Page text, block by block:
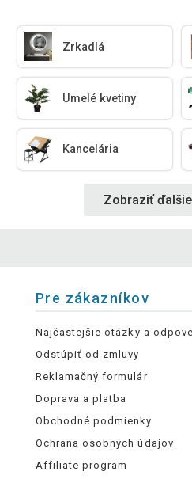
Zrkadlá
Umelé kvetiny
Kancelária
Zobraziť
Pre zákazníkov
Najčastejšie otázky a
Odstúpiť od zmluvy
Reklamačný formulár
Doprava a platba
Obchodné podmienky
Ochrana osobných údajov
Affiliate program